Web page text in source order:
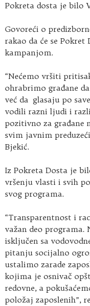
Pokreta dosta je bilo
Govoreći o
rakao da će se
kampanjom.
“Nećemo vršiti
ohrabrimo građane
već da glasaju po
vodili razni ljudi i
pozitivno za građane
svim javnim
Bjekić.
Iz Pokreta Dosta je
vršenju vlasti i svih
svog programa.
“Transparentnost i
važan deo programa.
isključen sa
pitanju socijalno
ustalimo zarade
kojima je osnivač
redovne, a
položaj zaposlenih”,